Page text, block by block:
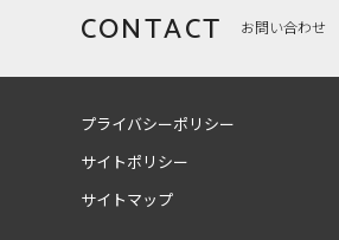
CONTACT お問い合わせ
プライバシーポリシー
サイトポリシー
サイトマップ